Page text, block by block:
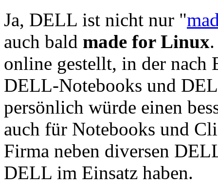
Ja, DELL ist nicht nur "
auch bald made for Linux
online gestellt, in der nach
DELL-Notebooks und
persönlich würde einen
auch für Notebooks und
Firma neben diversen
DELL im Einsatz haben.